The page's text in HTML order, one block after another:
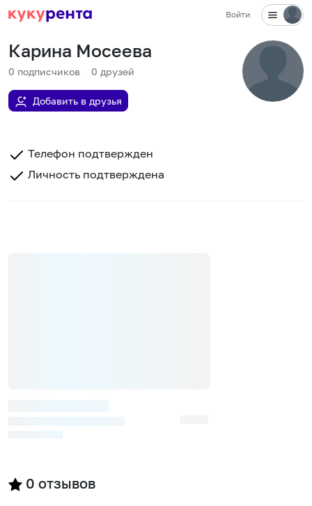
Войти
Карина Мосеева
0 подписчиков 0 друзей
Добавить в друзья
Телефон подтвержден
Личность подтверждена
0 отзывов